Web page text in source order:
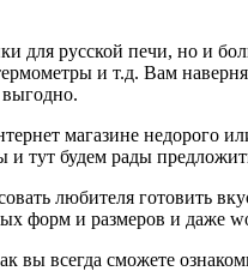
для русской печи, но и
и т.д. Вам
магазине недорого
тут будем рады
любителя готовить
и размеров и даже
вы всегда сможете